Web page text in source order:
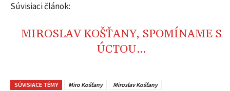
Súvisiaci článok:
MIROSLAV KOŠŤANY, SPOMÍNAME S
ÚCTOU…
SÚVISIACE TÉMY Miro Košťany Miroslav Košťany